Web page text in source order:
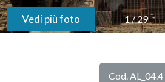
1/29
Vedi più foto
Cod. AL_04.4
DICONO
dove
cercare